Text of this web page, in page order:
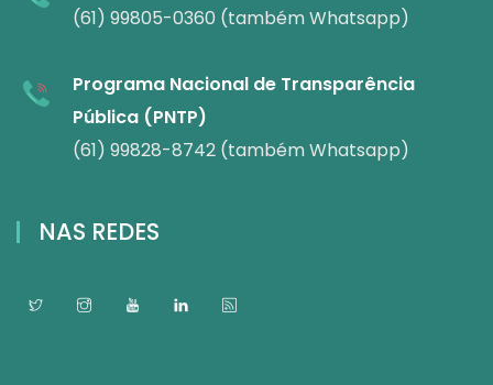
(61) 99805-0360 (também Whatsapp)
Programa Nacional de Transparência
Pública (PNTP)
(61) 99828-8742 (também Whatsapp)
NAS REDES